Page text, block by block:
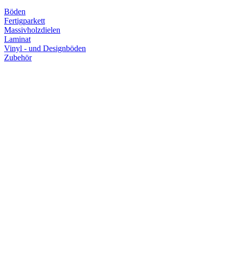
Böden
Fertigparkett
Massivholzdielen
Laminat
Vinyl - und Designböden
Zubehör